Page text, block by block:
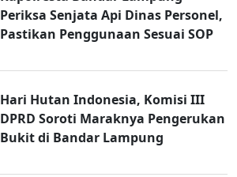
Periksa Senjata Api Dinas Personel,
Pastikan Penggunaan Sesuai SOP
Hari Hutan Indonesia, Komisi III
DPRD Soroti Maraknya Pengerukan
Bukit di Bandar Lampung